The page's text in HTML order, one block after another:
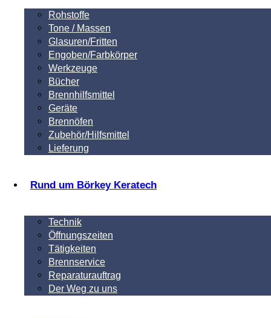
Rohstoffe
Tone / Massen
Glasuren/Fritten
Engoben/Farbkörper
Werkzeuge
Bücher
Brennhilfsmittel
Geräte
Brennöfen
Zubehör/Hilfsmittel
Lieferung
Rund um Börkey Keratech
Technik
Öffnungszeiten
Tätigkeiten
Brennservice
Reparaturauftrag
Der Weg zu uns